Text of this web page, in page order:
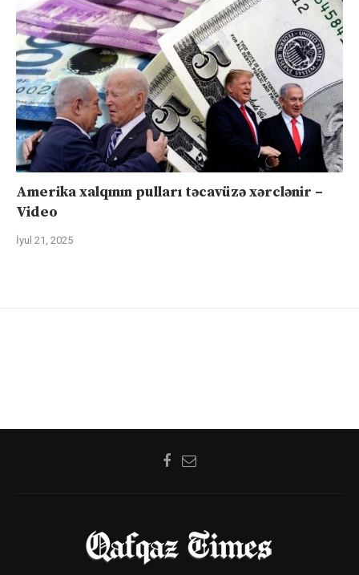
Amerika xalqının pulları təcavüzə xərclənir –
Video
İyul 21, 2025